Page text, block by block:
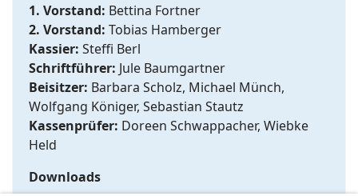
1. Vorstand: Bettina Fortner
2. Vorstand: Tobias Hamberger
Kassier: Steffi Berl
Schriftführer: Jule Baumgartner
Beisitzer: Barbara Scholz, Michael Münch,
Wolfgang Königer, Sebastian Stautz
Kassenprüfer: Doreen Schwappacher, Wiebke
Held
Downloads